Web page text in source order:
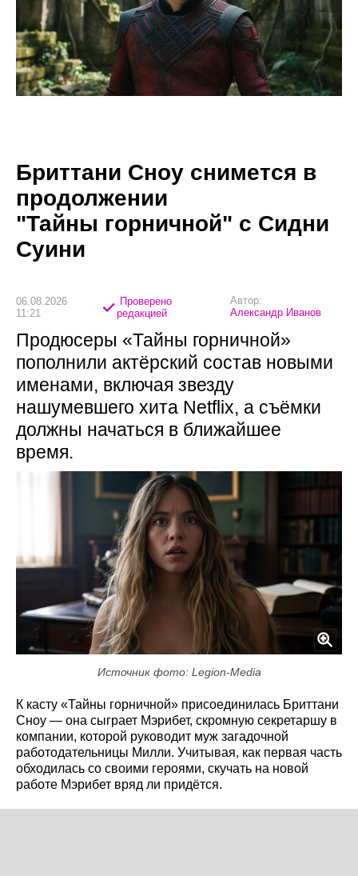
Бриттани Сноу снимется в
продолжении
"Тайны горничной" с Сидни
Суини
06.08.2026
11:21
Проверено
редакцией
Автор:
Александр Иванов
Продюсеры «Тайны горничной»
пополнили актёрский состав новыми
именами, включая звезду
нашумевшего хита Netflix, а съёмки
должны начаться в ближайшее
время.
Источник фото: Legion-Media
К касту «Тайны горничной» присоединилась Бриттани
Сноу — она сыграет Мэрибет, скромную секретаршу в
компании, которой руководит муж загадочной
работодательницы Милли. Учитывая, как первая часть
обходилась со своими героями, скучать на новой
работе Мэрибет вряд ли придётся.